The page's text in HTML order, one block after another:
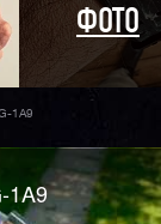
ФОТО
1A9
1A9